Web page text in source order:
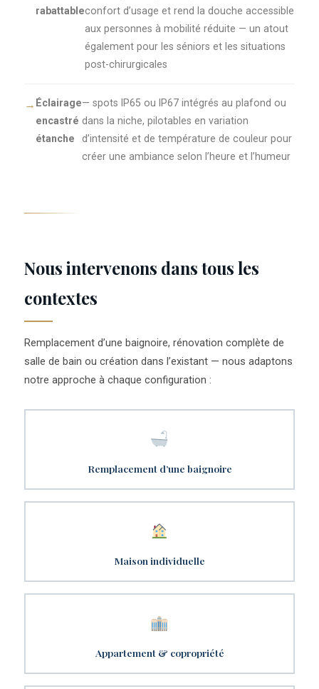
rabattableconfort d’usage et rend la douche accessible
aux personnes à mobilité réduite — un atout
également pour les séniors et les situations
post-chirurgicales
Éclairage
encastré
étanche
— spots IP65 ou IP67 intégrés au plafond ou
dans la niche, pilotables en variation
d’intensité et de température de couleur pour
créer une ambiance selon l’heure et l’humeur
Nous intervenons dans tous les
contextes
Remplacement d’une baignoire, rénovation complète de
salle de bain ou création dans l’existant — nous adaptons
notre approche à chaque configuration :
Remplacement d’une baignoire
Maison individuelle
Appartement & copropriété